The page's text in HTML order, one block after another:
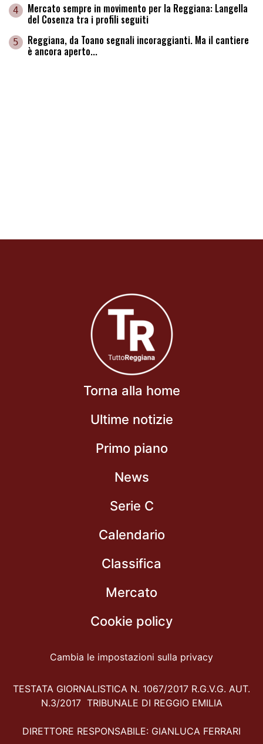
4 Mercato sempre in movimento per la Reggiana: Langella
del Cosenza tra i profili seguiti
5 Reggiana, da Toano segnali incoraggianti. Ma il cantiere
è ancora aperto...
Torna alla home
Ultime notizie
Primo piano
News
Serie C
Calendario
Classifica
Mercato
Cookie policy
Cambia le impostazioni sulla privacy
TESTATA GIORNALISTICA N. 1067/2017 R.G.V.G. AUT.
N.3/2017 TRIBUNALE DI REGGIO EMILIA
DIRETTORE RESPONSABILE: GIANLUCA FERRARI